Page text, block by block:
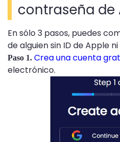
contraseña de
En sólo 3 pasos, puedes
de alguien sin ID de Apple
Paso 1. Crea una cuenta
electrónico.